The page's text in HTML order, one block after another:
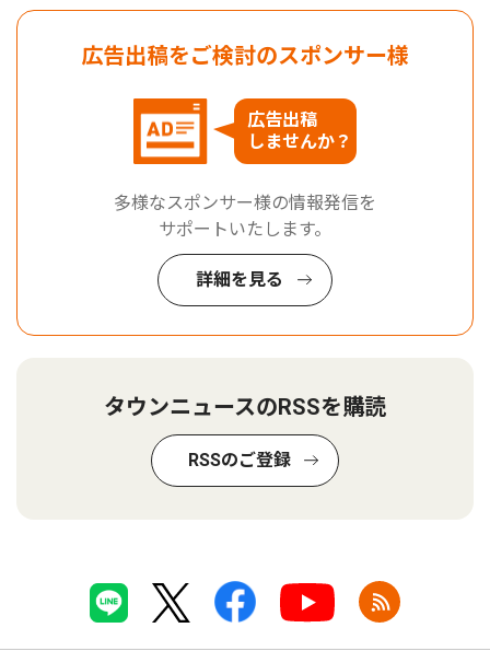
広告出稿をご検討のスポンサー様
広告出稿
しませんか？
多様なスポンサー様の情報発信を
サポートいたします。
詳細を見る
タウンニュースのRSSを購読
RSSのご登録